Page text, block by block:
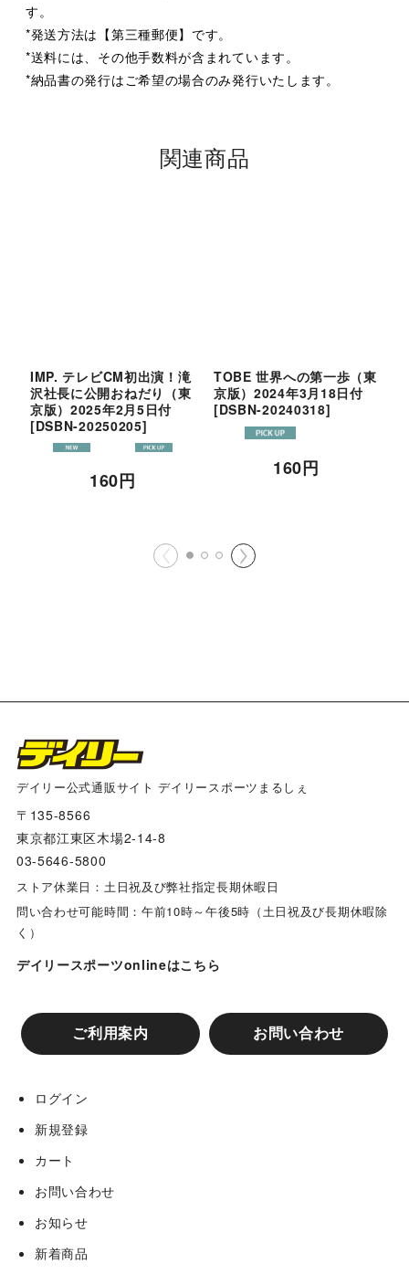
す。
*発送方法は【第三種郵便】です。
*送料には、その他手数料が含まれています。
*納品書の発行はご希望の場合のみ発行いたします。
関連商品
IMP. テレビCM初出演！滝
沢社長に公開おねだり（東
京版）2025年2月5日付
[DSBN-20250205]
160円
TOBE 世界への第一歩（東
京版）2024年3月18日付
[DSBN-20240318]
160円
デイリー公式通販サイト デイリースポーツまるしぇ
〒135-8566
東京都江東区木場2-14-8
03-5646-5800
ストア休業日：土日祝及び弊社指定長期休暇日
問い合わせ可能時間：午前10時～午後5時（土日祝及び長期休暇除
く）
デイリースポーツonlineはこちら
ご利用案内 お問い合わせ
ログイン
新規登録
カート
お問い合わせ
お知らせ
新着商品